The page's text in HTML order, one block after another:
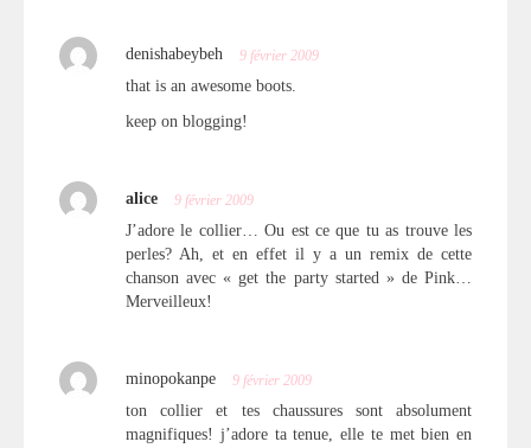
denishabeybeh 9 février 2009
that is an awesome boots.
keep on blogging!
alice 9 février 2009
J’adore le collier… Ou est ce que tu as trouve les
perles? Ah, et en effet il y a un remix de cette
chanson avec « get the party started » de Pink…
Merveilleux!
minopokanpe 9 février 2009
ton collier et tes chaussures sont absolument
magnifiques! j’adore ta tenue, elle te met bien en